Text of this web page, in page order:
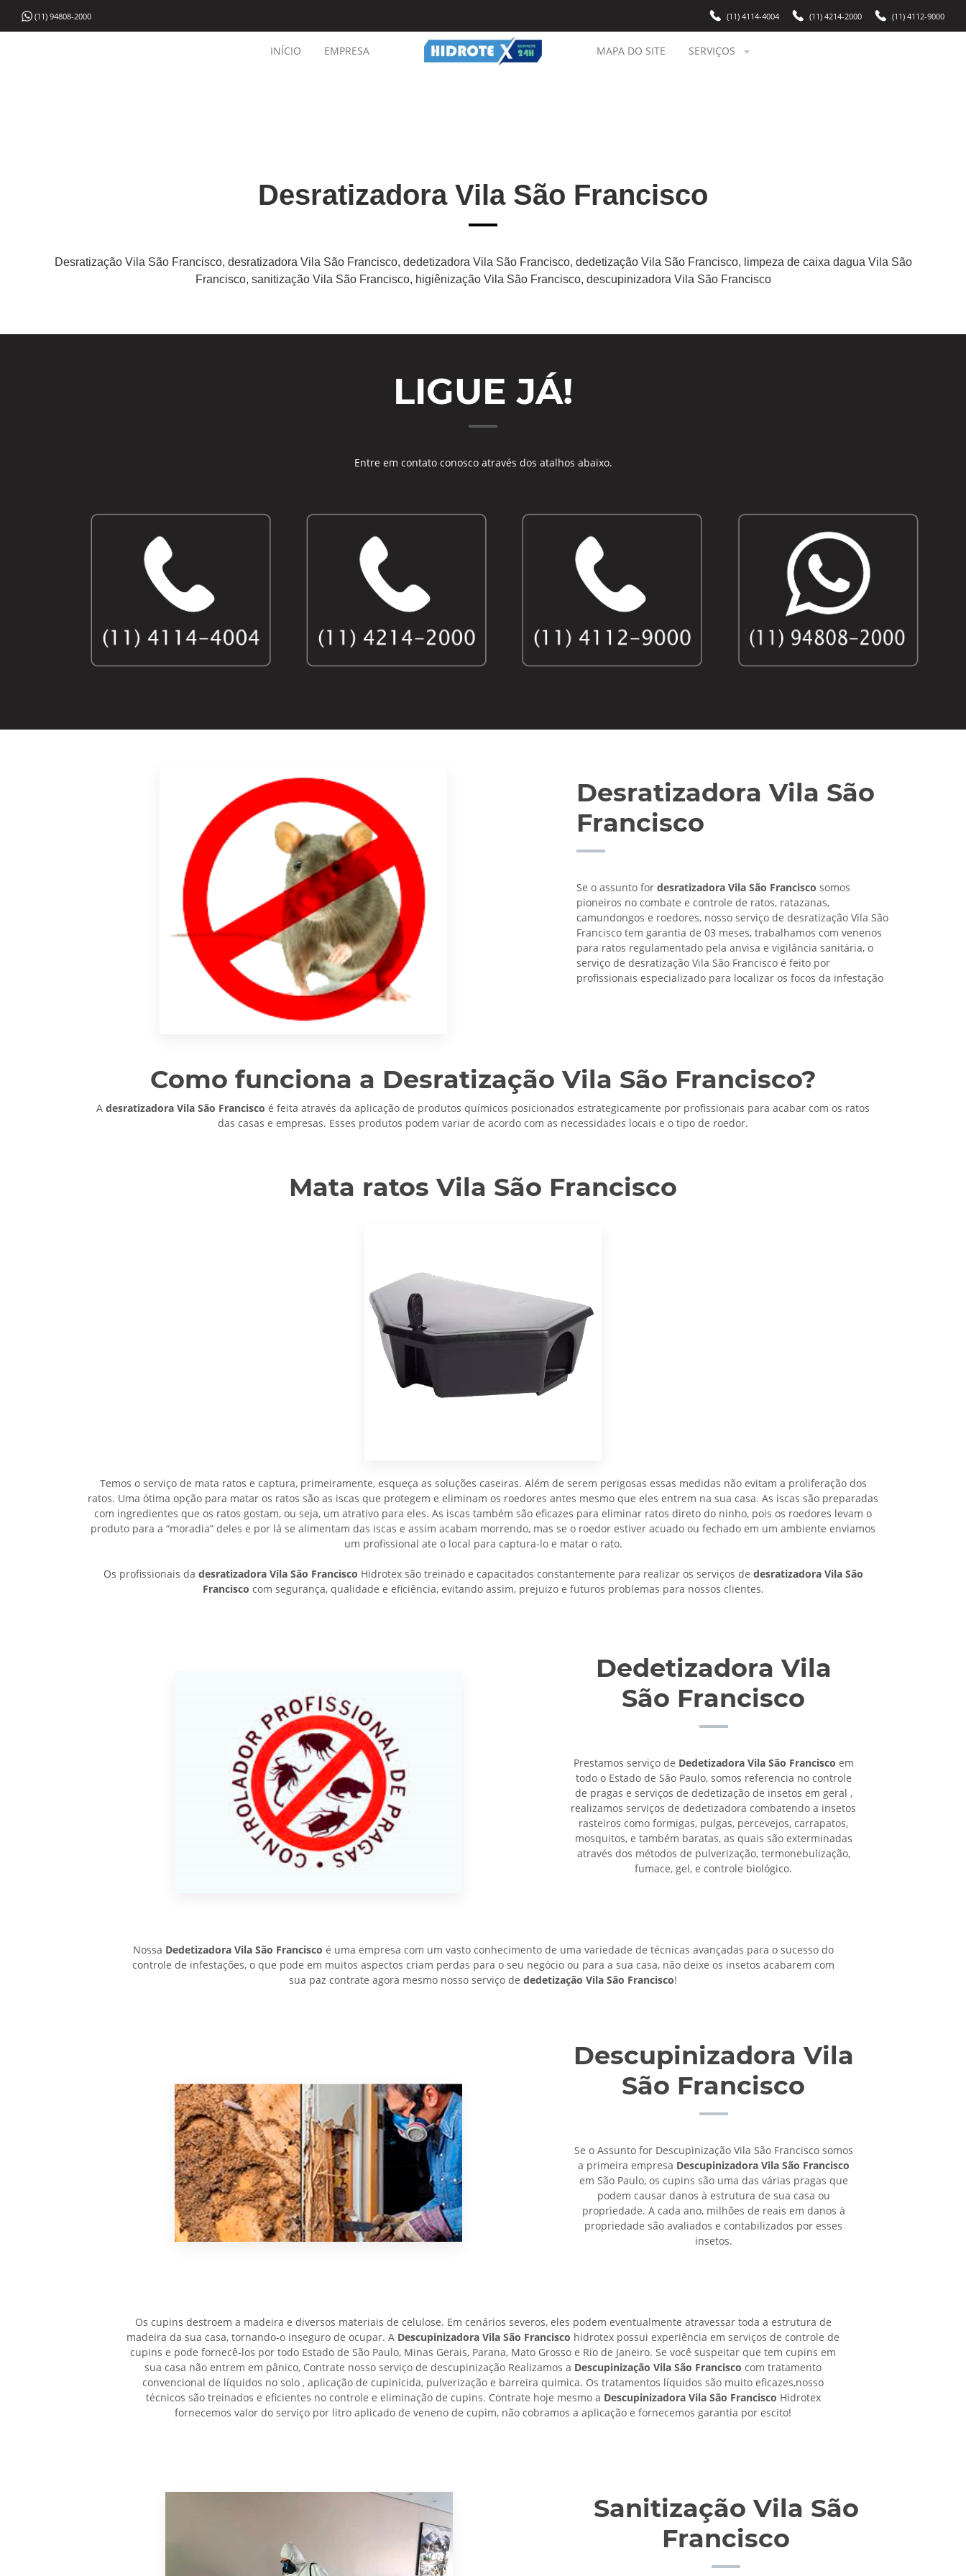
(11) 94808-2000 (11) 4114-4004 (11) 4214-2000 (11) 4112-9000
INÍCIO EMPRESA MAPA DO SITE SERVIÇOS
Desratizadora Vila São Francisco
Desratização Vila São Francisco, desratizadora Vila São Francisco, dedetizadora Vila São Francisco, dedetização Vila São Francisco, limpeza de caixa dagua Vila São
Francisco, sanitização Vila São Francisco, higiênização Vila São Francisco, descupinizadora Vila São Francisco
LIGUE JÁ!
Entre em contato conosco através dos atalhos abaixo.
Desratizadora Vila São
Francisco
Se o assunto for desratizadora Vila São Francisco somos
pioneiros no combate e controle de ratos, ratazanas,
camundongos e roedores, nosso serviço de desratização Vila São
Francisco tem garantia de 03 meses, trabalhamos com venenos
para ratos regulamentado pela anvisa e vigilância sanitária, o
serviço de desratização Vila São Francisco é feito por
profissionais especializado para localizar os focos da infestação
Como funciona a Desratização Vila São Francisco?
A desratizadora Vila São Francisco é feita através da aplicação de produtos químicos posicionados estrategicamente por profissionais para acabar com os ratos
das casas e empresas. Esses produtos podem variar de acordo com as necessidades locais e o tipo de roedor.
Mata ratos Vila São Francisco
Temos o serviço de mata ratos e captura, primeiramente, esqueça as soluções caseiras. Além de serem perigosas essas medidas não evitam a proliferação dos
ratos. Uma ótima opção para matar os ratos são as iscas que protegem e eliminam os roedores antes mesmo que eles entrem na sua casa. As iscas são preparadas
com ingredientes que os ratos gostam, ou seja, um atrativo para eles. As iscas também são eficazes para eliminar ratos direto do ninho, pois os roedores levam o
produto para a “moradia” deles e por lá se alimentam das iscas e assim acabam morrendo, mas se o roedor estiver acuado ou fechado em um ambiente enviamos
um profissional ate o local para captura-lo e matar o rato.
Os profissionais da desratizadora Vila São Francisco Hidrotex são treinado e capacitados constantemente para realizar os serviços de desratizadora Vila São
Francisco com segurança, qualidade e eficiência, evitando assim, prejuizo e futuros problemas para nossos clientes.
Dedetizadora Vila
São Francisco
Prestamos serviço de Dedetizadora Vila São Francisco em
todo o Estado de São Paulo, somos referencia no controle
de pragas e serviços de dedetização de insetos em geral ,
realizamos serviços de dedetizadora combatendo a insetos
rasteiros como formigas, pulgas, percevejos, carrapatos,
mosquitos, e também baratas, as quais são exterminadas
através dos métodos de pulverização, termonebulização,
fumace, gel, e controle biológico.
Nossa Dedetizadora Vila São Francisco é uma empresa com um vasto conhecimento de uma variedade de técnicas avançadas para o sucesso do
controle de infestações, o que pode em muitos aspectos criam perdas para o seu negócio ou para a sua casa, não deixe os insetos acabarem com
sua paz contrate agora mesmo nosso serviço de dedetização Vila São Francisco!
Descupinizadora Vila
São Francisco
Se o Assunto for Descupinização Vila São Francisco somos
a primeira empresa Descupinizadora Vila São Francisco
em São Paulo, os cupins são uma das várias pragas que
podem causar danos à estrutura de sua casa ou
propriedade. A cada ano, milhões de reais em danos à
propriedade são avaliados e contabilizados por esses
insetos.
Os cupins destroem a madeira e diversos materiais de celulose. Em cenários severos, eles podem eventualmente atravessar toda a estrutura de
madeira da sua casa, tornando-o inseguro de ocupar. A Descupinizadora Vila São Francisco hidrotex possui experiência em serviços de controle de
cupins e pode fornecê-los por todo Estado de São Paulo, Minas Gerais, Parana, Mato Grosso e Rio de Janeiro. Se você suspeitar que tem cupins em
sua casa não entrem em pânico, Contrate nosso serviço de descupinização Realizamos a Descupinização Vila São Francisco com tratamento
convencional de líquidos no solo , aplicação de cupinicida, pulverização e barreira quimica. Os tratamentos líquidos são muito eficazes,nosso
técnicos são treinados e eficientes no controle e eliminação de cupins. Contrate hoje mesmo a Descupinizadora Vila São Francisco Hidrotex
fornecemos valor do serviço por litro aplicado de veneno de cupim, não cobramos a aplicação e fornecemos garantia por escito!
Sanitização Vila São
Francisco